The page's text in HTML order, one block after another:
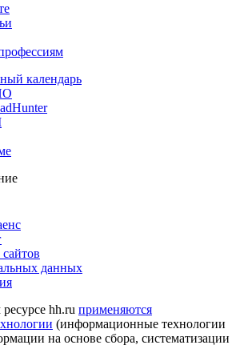
календарь
данных
hh.ru применяются
(информационные технологии
на основе сбора, систематизации